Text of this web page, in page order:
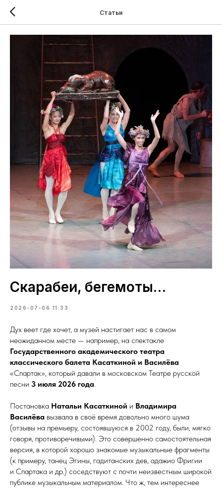
Статьи
Скарабеи, бегемоты…
2026-07-06 11:33
Дух веет где хочет, а музей настигает нас в самом
неожиданном месте — например, на спектакле
Государственного академического театра
классического балета Касаткиной и Василёва
«Спартак», который давали в московском Театре русской
песни 3 июля 2026 года.
Постановка Натальи Касаткиной и Владимира
Василёва вызвала в своё время довольно много шума
(отзывы на премьеру, состоявшуюся в 2002 году, были, мягко
говоря, противоречивыми). Это совершенно самостоятельная
версия, в которой хорошо знакомые музыкальные фрагменты
(к примеру, танец Эгины, гадитанских дев, адажио Фригии
и Спартака и др.) соседствуют с почти неизвестным широкой
публике музыкальным материалом. Что ж, тем интереснее